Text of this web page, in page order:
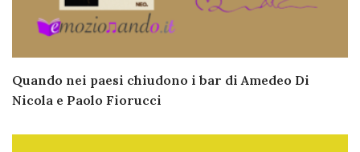
Quando nei paesi chiudono i bar di Amedeo Di
Nicola e Paolo Fiorucci